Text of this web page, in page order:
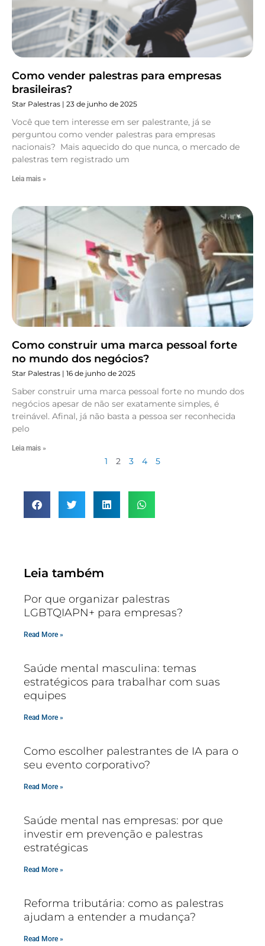
Como vender palestras para empresas
brasileiras?
Star Palestras 23 de junho de 2025
Você que tem interesse em ser palestrante, já se
perguntou como vender palestras para empresas
nacionais? Mais aquecido do que nunca, o mercado de
palestras tem registrado um
Leia mais »
Como construir uma marca pessoal forte
no mundo dos negócios?
Star Palestras 16 de junho de 2025
Saber construir uma marca pessoal forte no mundo dos
negócios apesar de não ser exatamente simples, é
treinável. Afinal, já não basta a pessoa ser reconhecida
pelo
Leia mais »
1 2 3 4 5
Leia também
Por que organizar palestras
LGBTQIAPN+ para empresas?
Read More »
Saúde mental masculina: temas
estratégicos para trabalhar com suas
equipes
Read More »
Como escolher palestrantes de IA para o
seu evento corporativo?
Read More »
Saúde mental nas empresas: por que
investir em prevenção e palestras
estratégicas
Read More »
Reforma tributária: como as palestras
ajudam a entender a mudança?
Read More »